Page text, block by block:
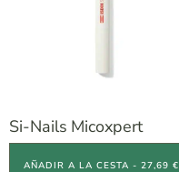
Si-Nails Micoxpert
AÑADIR A LA CESTA - 27,69 €